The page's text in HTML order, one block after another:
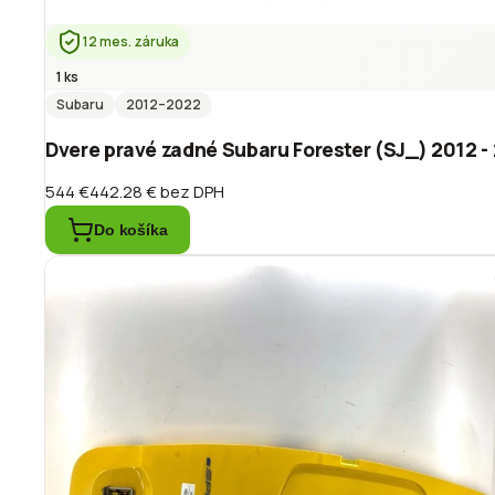
12 mes. záruka
1 ks
Subaru
2012–2022
Dvere pravé zadné Subaru Forester (SJ_) 2012 -
544 €442.28 €bez DPH
Do košíka